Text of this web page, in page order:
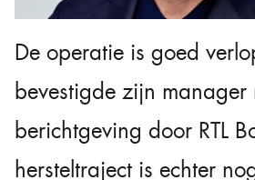
De operatie is goed
bevestigde zijn manager
berichtgeving door RTL
hersteltraject is echter